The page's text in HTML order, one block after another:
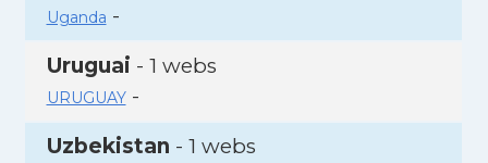
Uganda -
Uruguai - 1 webs
URUGUAY-
Uzbekistan - 1 webs